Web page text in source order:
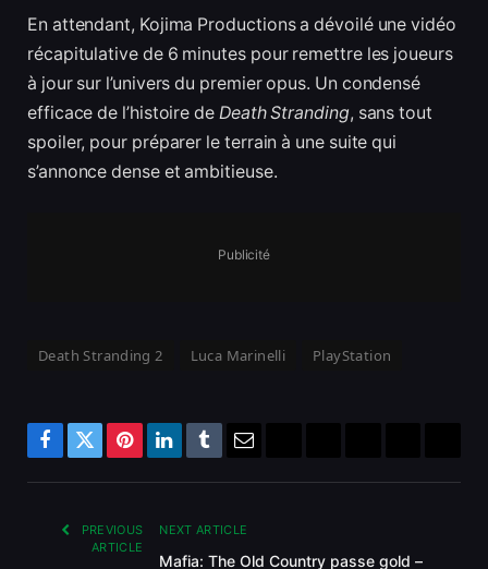
En attendant, Kojima Productions a dévoilé une vidéo
récapitulative de 6 minutes pour remettre les joueurs
à jour sur l’univers du premier opus. Un condensé
efficace de l’histoire de Death Stranding, sans tout
spoiler, pour préparer le terrain à une suite qui
s’annonce dense et ambitieuse.
Publicité
Death Stranding 2 Luca Marinelli PlayStation
Facebook
TwitterPinterestLinkedInTumblr
PREVIOUS
ARTICLE
NEXT ARTICLE
Mafia: The Old Country passe gold –